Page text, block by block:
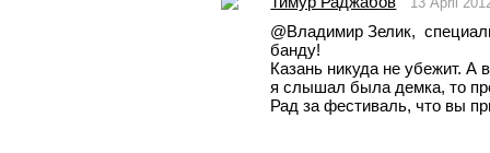
@Владимир Зелик,
банду!
Казань никуда не убежит. А
я слышал была демка, то
Рад за фестиваль, что вы